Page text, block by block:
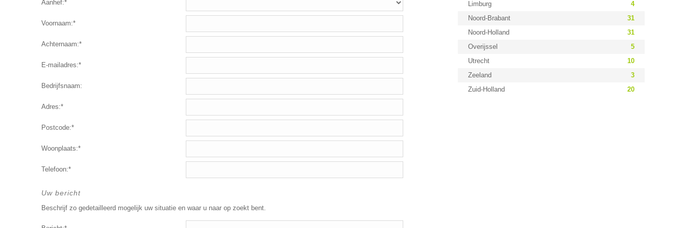
Limburg
4
Noord-Brabant
31
Noord-Holland
31
Overijssel
5
Utrecht
10
Zeeland
3
Zuid-Holland
20
Aanhef:*
Voornaam:*
Achternaam:*
E-mailadres:*
Bedrijfsnaam:
Adres:*
Postcode:*
Woonplaats:*
Telefoon:*
Uw bericht
Beschrijf zo gedetailleerd mogelijk uw situatie en waar u naar op zoekt bent.